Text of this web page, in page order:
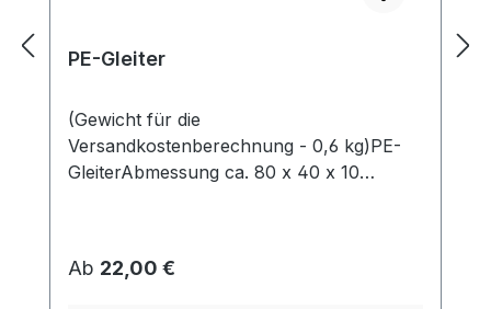
PE-Gleiter
(Gewicht für die
Versandkostenberechnung - 0,6 kg)PE-
GleiterAbmessung ca. 80 x 40 x 10
Regulärer Preis:
Ab 22,00 €